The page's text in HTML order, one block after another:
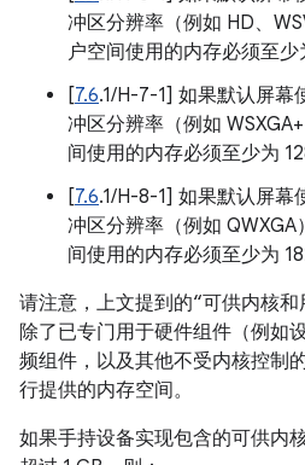
冲区分辨率（例如 HD、
户空间使用的内存必须至少
[7.6.1/H-7-1] 如果默认屏幕
冲区分辨率（例如
间使用的内存必须至少为
[7.6.1/H-8-1] 如果默认屏幕
冲区分辨率（例如
间使用的内存必须至少为
请注意，上文提到的“可供内核
除了已专门用于硬件组件（例如
频组件，以及其他不受内核控制
行提供的内存空间。
如果手持设备实现包含的可供内